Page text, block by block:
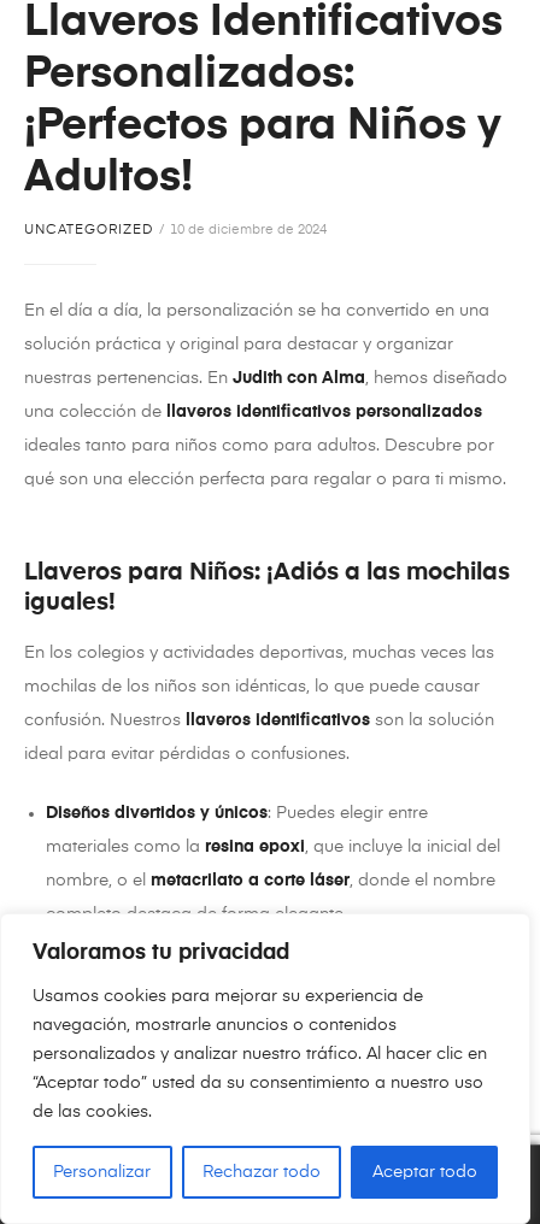
Valoramos tu privacidad
Usamos cookies para mejorar su experiencia de
navegación, mostrarle anuncios o contenidos
personalizados y analizar nuestro tráfico. Al hacer clic en
“Aceptar todo” usted da su consentimiento a nuestro uso
de las cookies.
Personalizar Rechazar todo Aceptar todo
Llaveros Identificativos
Personalizados:
¡Perfectos para Niños y
Adultos!
UNCATEGORIZED 10 de diciembre de 2024
En el día a día, la personalización se ha convertido en una
solución práctica y original para destacar y organizar
nuestras pertenencias. En Judith con Alma, hemos diseñado
una colección de
llaveros identificativos personalizados
ideales tanto para niños como para adultos. Descubre por
qué son una elección perfecta para regalar o para ti mismo.
Llaveros para Niños: ¡Adiós a las mochilas
iguales!
En los colegios y actividades deportivas, muchas veces las
mochilas de los niños son idénticas, lo que puede causar
confusión. Nuestros
llaveros identificativos son la solución
ideal para evitar pérdidas o confusiones.
Diseños divertidos y únicos: Puedes elegir entre
materiales como la resina epoxi , que incluye la inicial del
nombre, o el metacrilato a corte láser, donde el nombre
completo destaca de forma elegante.
Colores personalizados: Selecciona el color favorito de tu
Durabilidad asegurada
: Nuestros materiales de alta
calidad garantizan que el llavero resista el uso diario y
acompañe a los pequeños en todas sus aventuras.
0